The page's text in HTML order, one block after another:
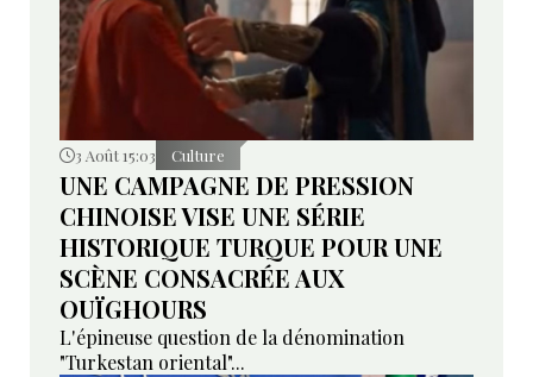
3 Août 15:03 Culture
UNE CAMPAGNE DE PRESSION
CHINOISE VISE UNE SÉRIE
HISTORIQUE TURQUE POUR UNE
SCÈNE CONSACRÉE AUX
OUÏGHOURS
L'épineuse question de la dénomination
"Turkestan oriental"...